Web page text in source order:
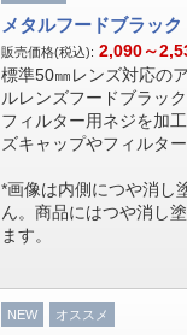
メタルフードブラッ
販売価格(税込): 2,090～
標準50㎜レンズ対応の
ルレンズフードブラッ
フィルター用ネジを加
ズキャップやフィルタ
*画像は内側につや消し
ん。商品にはつや消し
ます。
NEW オススメ